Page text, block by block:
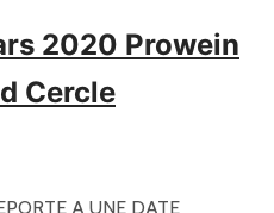
2020 Prowein
Cercle
A UNE DATE